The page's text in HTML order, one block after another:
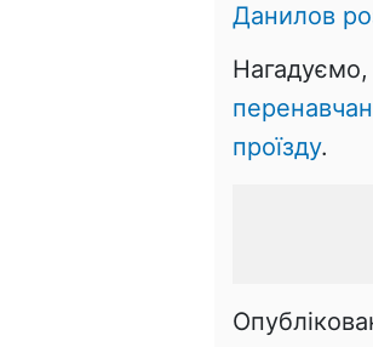
Данилов
проїзду.